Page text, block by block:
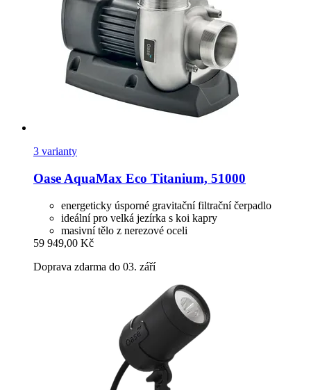
3 varianty
Oase AquaMax Eco Titanium, 51000
energeticky úsporné gravitační filtrační čerpadlo
ideální pro velká jezírka s koi kapry
masivní tělo z nerezové oceli
59 949,00 Kč
Doprava zdarma do 03. září